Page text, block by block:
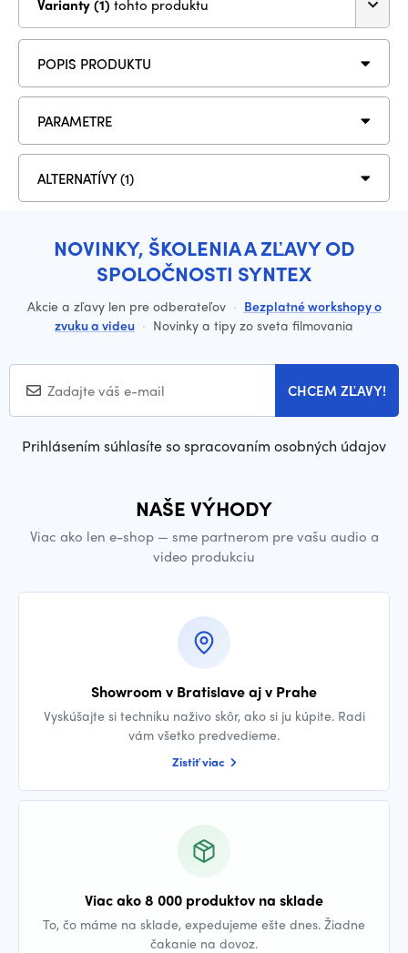
Varianty (1) tohto produktu
POPIS PRODUKTU
PARAMETRE
ALTERNATÍVY (1)
NOVINKY, ŠKOLENIA A ZĽAVY OD
SPOLOČNOSTI SYNTEX
Akcie a zľavy len pre odberateľov · Bezplatné workshopy o
zvuku a videu · Novinky a tipy zo sveta filmovania
CHCEM ZĽAVY!
Prihlásením súhlasíte so spracovaním osobných údajov
NAŠE VÝHODY
Viac ako len e-shop — sme partnerom pre vašu audio a
video produkciu
Showroom v Bratislave aj v Prahe
Vyskúšajte si techniku naživo skôr, ako si ju kúpite. Radi
vám všetko predvedieme.
Zistiť viac
Viac ako 8 000 produktov na sklade
To, čo máme na sklade, expedujeme ešte dnes. Žiadne
čakanie na dovoz.